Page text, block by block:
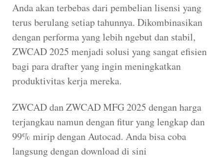
Anda akan terbebas dari pembelian lisensi yang
terus berulang setiap tahunnya. Dikombinasikan
dengan performa yang lebih ngebut dan stabil,
ZWCAD 2025 menjadi solusi yang sangat efisien
bagi para drafter yang ingin meningkatkan
produktivitas kerja mereka.
ZWCAD dan ZWCAD MFG 2025 dengan harga
terjangkau namun dengan fitur yang lengkap dan
99% mirip dengan Autocad. Anda bisa coba
langsung dengan download di sini